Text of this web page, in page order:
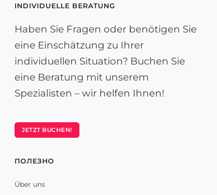
INDIVIDUELLE BERATUNG
Haben Sie Fragen oder benötigen Sie
eine Einschätzung zu Ihrer
individuellen Situation? Buchen Sie
eine Beratung mit unserem
Spezialisten – wir helfen Ihnen!
JETZT BUCHEN!
ПОЛЕЗНО
Über uns